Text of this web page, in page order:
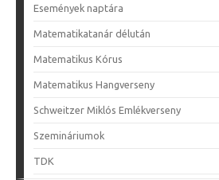
Események naptára
Matematikatanár délután
Matematikus Kórus
Matematikus Hangverseny
Schweitzer Miklós Emlékverseny
Szemináriumok
TDK